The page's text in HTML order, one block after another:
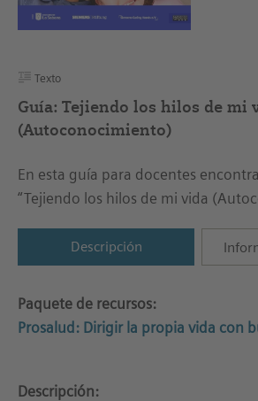
Texto
Guía: Tejiendo los hilos de mi
(Autoconocimiento)
En esta guía para docentes
“Tejiendo los hilos de mi vida
Descripción
Paquete de recursos:
Prosalud: Dirigir la propia vida con
Descripción: